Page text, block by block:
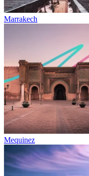
Marrakech
Mequinez